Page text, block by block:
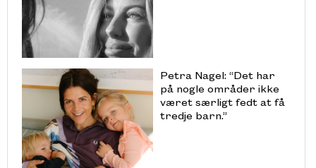
Petra Nagel: “Det har
på nogle områder ikke
været særligt fedt at få
tredje barn.”